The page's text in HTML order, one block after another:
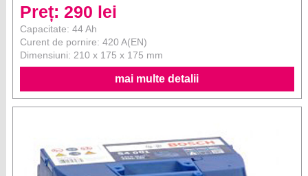
Preț: 290 lei
Capacitate: 44 Ah
Curent de pornire: 420 A(EN)
Dimensiuni: 210 x 175 x 175 mm
mai multe detalii